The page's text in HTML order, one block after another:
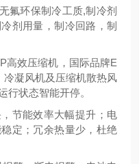
氟环保制冷工质,制冷剂
剂用量，制冷回路，制
高效压缩机，国际品牌E
凝风机及压缩机散热风
行状态智能开停。
节能效率大幅提升；电
定；冗余热量少，杜绝